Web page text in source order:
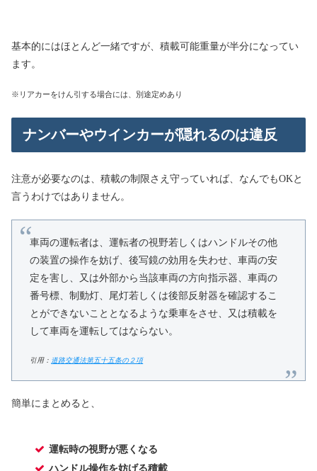
基本的にはほとんど一緒ですが、積載可能重量が半分になってい
ます。
※リアカーをけん引する場合には、別途定めあり
ナンバーやウインカーが隠れるのは違反
注意が必要なのは、積載の制限さえ守っていれば、なんでもOKと
言うわけではありません。
車両の運転者は、運転者の視野若しくはハンドルその他
の装置の操作を妨げ、後写鏡の効用を失わせ、車両の安
定を害し、又は外部から当該車両の方向指示器、車両の
番号標、制動灯、尾灯若しくは後部反射器を確認するこ
とができないこととなるような乗車をさせ、又は積載を
して車両を運転してはならない。
引用： 道路交通法第五十五条の２項
簡単にまとめると、
運転時の視野が悪くなる
ハンドル操作を妨げる積載